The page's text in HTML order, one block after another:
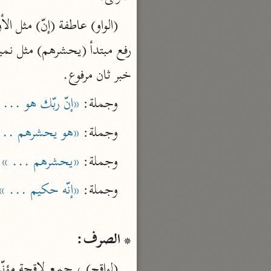
تفسير القرآن
السمعاني (٤٨٩ هـ)
نحو ٥ مجلدات
الهداية إلى بلوغ النهاية
مكي بن أبي طالب (٤٣٧ هـ)
نحو ٧ مجلدات
محاسن التأويل
القاسمي (١٣٣٢ هـ)
نحو ١١ مجلدًا
الجواهر الحسان
نحو ٦ مجلدات
خبر ثان مرفوع.
وجملة: «إنّ ربّك هو
وجملة: «هو يحشرهم
وجملة: «يحشرهم ... »
وجملة: «إنّه حكيم ... »
* الصرف: